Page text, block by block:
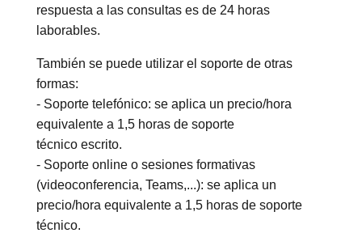
respuesta a las consultas es de 24 horas
laborables.
También se puede utilizar el soporte de otras
formas:
- Soporte telefónico: se aplica un precio/hora
equivalente a 1,5 horas de soporte
técnico escrito.
- Soporte online o sesiones formativas
(videoconferencia, Teams,...): se aplica un
precio/hora equivalente a 1,5 horas de soporte
técnico.